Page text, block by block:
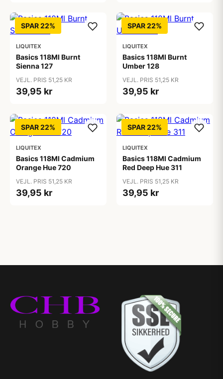
SPAR 22%
LIQUITEX
Basics 118Ml Burnt
Sienna 127
VEJL. PRIS 51,25 KR
39,95 kr
SPAR 22%
LIQUITEX
Basics 118Ml Burnt
Umber 128
VEJL. PRIS 51,25 KR
39,95 kr
SPAR 22%
LIQUITEX
Basics 118Ml Cadmium
Orange Hue 720
VEJL. PRIS 51,25 KR
39,95 kr
SPAR 22%
LIQUITEX
Basics 118Ml Cadmium
Red Deep Hue 311
VEJL. PRIS 51,25 KR
39,95 kr